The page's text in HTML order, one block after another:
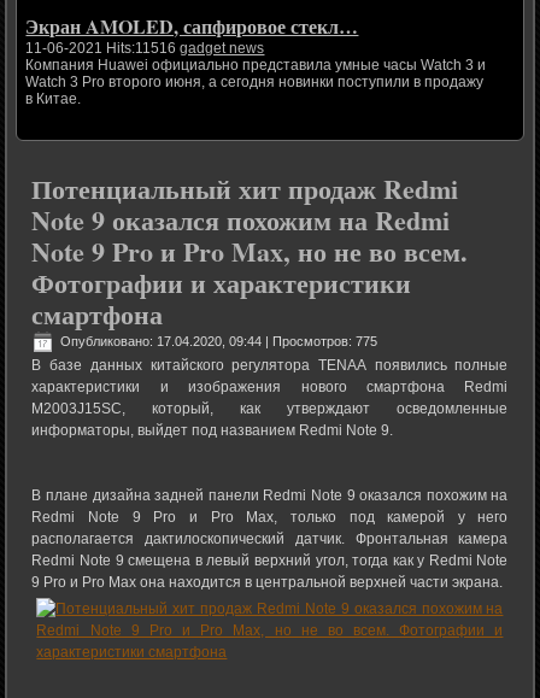
Экран AMOLED, сапфировое стекл…
11-06-2021 Hits:11516gadget news
Компания Huawei официально представила умные часы Watch 3 и
Watch 3 Pro второго июня, а сегодня новинки поступили в продажу
в Китае.
Потенциальный хит продаж Redmi
Note 9 оказался похожим на Redmi
Note 9 Pro и Pro Max, но не во всем.
Фотографии и характеристики
смартфона
Опубликовано: 17.04.2020, 09:44 | Просмотров: 775
В базе данных китайского регулятора TENAA появились полные
характеристики и изображения нового смартфона Redmi
M2003J15SC, который, как утверждают осведомленные
информаторы, выйдет под названием Redmi Note 9.
В плане дизайна задней панели Redmi Note 9 оказался похожим на
Redmi Note 9 Pro и Pro Max, только под камерой у него
располагается дактилоскопический датчик. Фронтальная камера
Redmi Note 9 смещена в левый верхний угол, тогда как у Redmi Note
9 Pro и Pro Max она находится в центральной верхней части экрана.